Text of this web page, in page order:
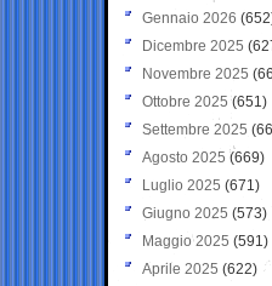
Gennaio 2026
Dicembre 2025
Novembre 2025
Ottobre 2025 (651)
Settembre 2025
Agosto 2025 (669)
Luglio 2025 (671)
Giugno 2025 (573)
Maggio 2025 (591)
Aprile 2025 (622)